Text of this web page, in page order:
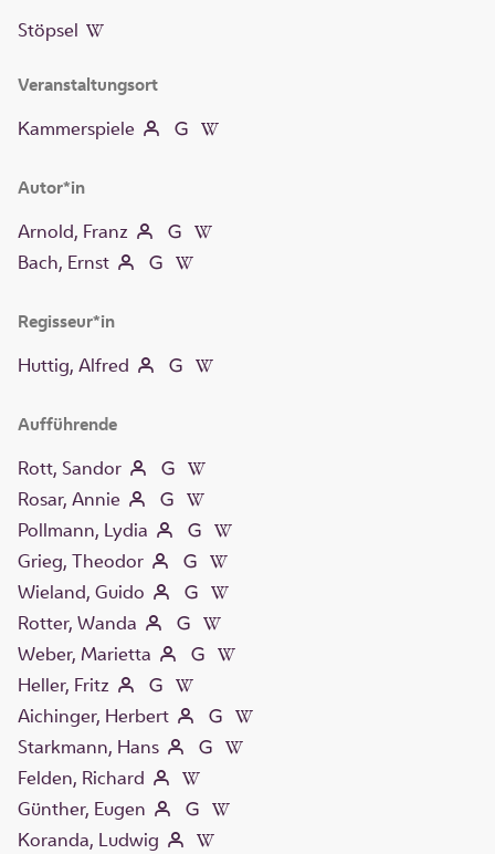
Autor*in
Arnold, Franz
Bach, Ernst
Regisseur*in
Huttig, Alfred
Veranstaltungsort
Kammerspiele
Aufführende
Rott, Sandor
Rosar, Annie
Pollmann, Lydia
Grieg, Theodor
Wieland, Guido
Rotter, Wanda
Weber, Marietta
Heller, Fritz
Aichinger, Herbert
Starkmann, Hans
Felden, Richard
Günther, Eugen
Koranda, Ludwig
Stöpsel